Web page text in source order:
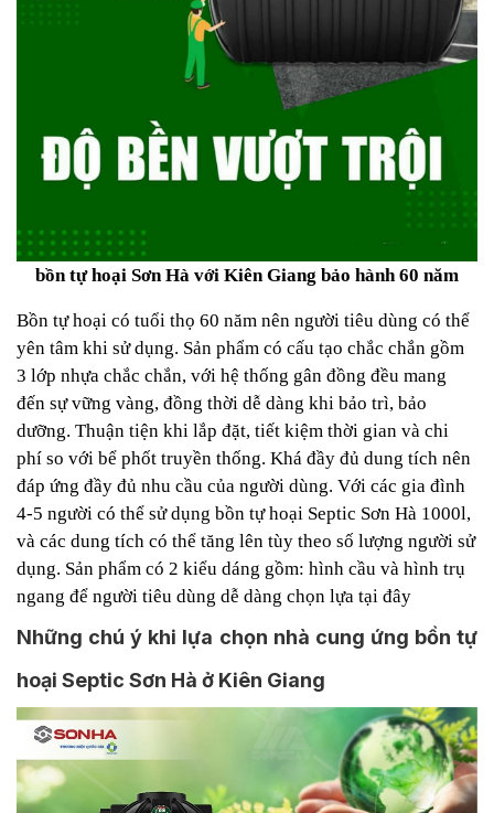
bồn tự hoại Sơn Hà với Kiên Giang bảo hành 60 năm
Bồn tự hoại có tuổi thọ 60 năm nên người tiêu dùng có thể
yên tâm khi sử dụng. Sản phẩm có cấu tạo chắc chắn gồm
3 lớp nhựa chắc chắn, với hệ thống gân đồng đều mang
đến sự vững vàng, đồng thời dễ dàng khi bảo trì, bảo
dưỡng. Thuận tiện khi lắp đặt, tiết kiệm thời gian và chi
phí so với bể phốt truyền thống. Khá đầy đủ dung tích nên
đáp ứng đầy đủ nhu cầu của người dùng. Với các gia đình
4-5 người có thể sử dụng bồn tự hoại Septic Sơn Hà 1000l,
và các dung tích có thể tăng lên tùy theo số lượng người sử
dụng. Sản phẩm có 2 kiểu dáng gồm: hình cầu và hình trụ
ngang để người tiêu dùng dễ dàng chọn lựa tại đây
Những chú ý khi lựa chọn nhà cung ứng bồn tự
hoại Septic Sơn Hà ở Kiên Giang